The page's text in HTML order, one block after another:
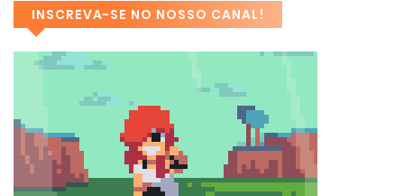
INSCREVA-SE NO NOSSO CANAL!